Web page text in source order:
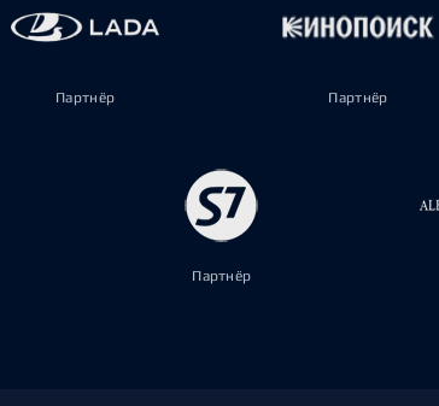
Партнёр Партнёр
Партнёр